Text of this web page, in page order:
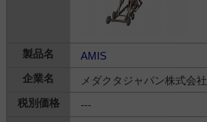
AMIS
メダクタジャパン株式会社
---